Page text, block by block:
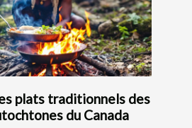
plats traditionnels des
du Canada